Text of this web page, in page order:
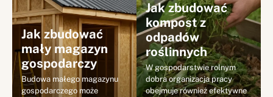
Jak zbudować
mały magazyn
gospodarczy
Budowa małego magazynu
gospodarczego może
Jak zbudować
kompost z
odpadów
roślinnych
W gospodarstwie rolnym
dobra organizacja pracy
obejmuje również efektywne